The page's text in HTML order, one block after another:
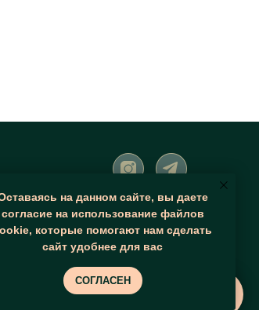
на данном сайте, вы даете
согласие на использование файлов
которые помогают нам сделать
сайт удобнее для вас
СОГЛАСЕН
Парк Шишкинъ
54-09
и предложений
47